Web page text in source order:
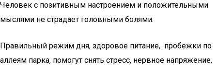
Человек с позитивным настроением и положительными
мыслями не страдает головными болями.
Правильный режим дня, здоровое питание, пробежки по
аллеям парка, помогут снять стресс, нервное напряжение.